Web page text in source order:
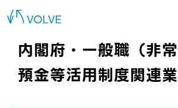
内閣府・一般職（非
預金等活用制度関連業